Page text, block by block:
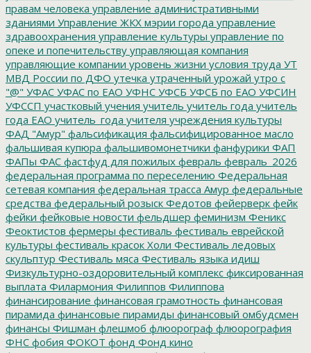
правам человека управление административными
зданиями Управление ЖКХ мэрии города управление
здравоохранения управление культуры управление по
опеке и попечительству управляющая компания
управляющие компании уровень жизни условия труда УТ
МВД России по ДФО утечка утраченный урожай утро с
"@" УФАС УФАС по ЕАО УФНС УФСБ УФСБ по ЕАО УФСИН
УФССП участковый учения учитель учитель года учитель
года ЕАО учитель_года учителя учреждения культуры
ФАД "Амур" фальсификация фальсифицированное масло
фальшивая купюра фальшивомонетчики фанфурики ФАП
ФАПы ФАС фастфуд для пожилых февраль февраль_2026
федеральная программа по переселению Федеральная
сетевая компания федеральная трасса Амур федеральные
средства федеральный розыск Федотов фейерверк фейк
фейки фейковые новости фельдшер феминизм Феникс
Феоктистов фермеры фестиваль фестиваль еврейской
культуры фестиваль красок Холи Фестиваль ледовых
скульптур Фестиваль мяса Фестиваль языка идиш
Физкультурно-оздоровительный комплекс фиксированная
выплата Филармония Филиппов Филиппова
финансирование финансовая грамотность финансовая
пирамида финансовые пирамиды финансовый омбудсмен
финансы Фишман флешмоб флюорограф флюорография
ФНС фобия ФОКОТ фонд Фонд кино